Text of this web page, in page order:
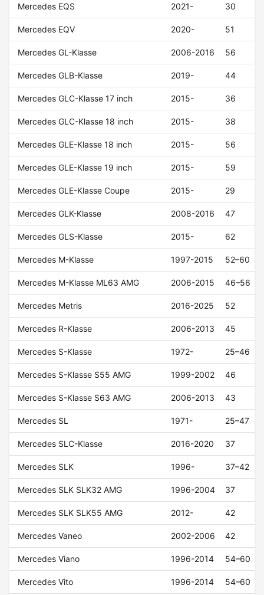
Mercedes EQS 2021- 30
Mercedes EQV 2020- 51
Mercedes GL-Klasse 2006-2016 56
Mercedes GLB-Klasse 2019- 44
Mercedes GLC-Klasse 17 inch 2015- 36
Mercedes GLC-Klasse 18 inch 2015- 38
Mercedes GLE-Klasse 18 inch 2015- 56
Mercedes GLE-Klasse 19 inch 2015- 59
Mercedes GLE-Klasse Coupe 2015- 29
Mercedes GLK-Klasse 2008-2016 47
Mercedes GLS-Klasse 2015- 62
Mercedes M-Klasse 1997-2015 52–60
Mercedes M-Klasse ML63 AMG 2006-2015 46–56
Mercedes Metris 2016-2025 52
Mercedes R-Klasse 2006-2013 45
Mercedes S-Klasse 1972- 25–46
Mercedes S-Klasse S55 AMG 1999-2002 46
Mercedes S-Klasse S63 AMG 2006-2013 43
Mercedes SL 1971- 25–47
Mercedes SLC-Klasse 2016-2020 37
Mercedes SLK 1996- 37–42
Mercedes SLK SLK32 AMG 1996-2004 37
Mercedes SLK SLK55 AMG 2012- 42
Mercedes Vaneo 2002-2006 42
Mercedes Viano 1996-2014 54–60
Mercedes Vito 1996-2014 54–60